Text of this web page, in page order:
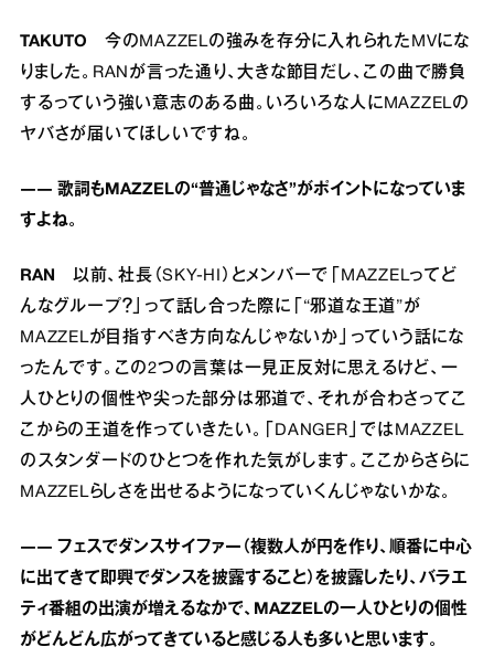
TAKUTO 今のMAZZELの強みを存分に入れられたMVにな
りました。RANが言った通り、大きな節目だし、この曲で勝負
するっていう強い意志のある曲。いろいろな人にMAZZELの
ヤバさが届いてほしいですね。
―― 歌詞もMAZZELの“普通じゃなさ”がポイントになっていま
すよね。
RAN
以前、社長（SKY-HI）とメンバーで「MAZZELってど
んなグループ？」って話し合った際に「“邪道な王道”が
MAZZELが目指すべき方向なんじゃないか」っていう話にな
ったんです。この2つの言葉は一見正反対に思えるけど、一
人ひとりの個性や尖った部分は邪道で、それが合わさってこ
こからの王道を作っていきたい。「DANGER」ではMAZZEL
のスタンダードのひとつを作れた気がします。ここからさらに
MAZZELらしさを出せるようになっていくんじゃないかな。
―― フェスでダンスサイファー（複数人が円を作り、順番に中心
に出てきて即興でダンスを披露すること）を披露したり、バラエ
ティ番組の出演が増えるなかで、MAZZELの一人ひとりの個性
がどんどん広がってきていると感じる人も多いと思います。